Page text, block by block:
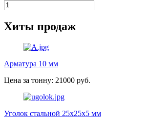
Хиты продаж
Арматура 10 мм
Цена за тонну: 21000 руб.
Уголок стальной 25х25х5 мм